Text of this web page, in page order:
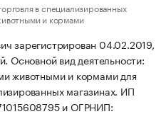
в специализированных
и кормами
зарегистрирован 04.02.2019,
Основной вид деятельности:
животными и кормами для
магазинах. ИП
и ОГРНИП: